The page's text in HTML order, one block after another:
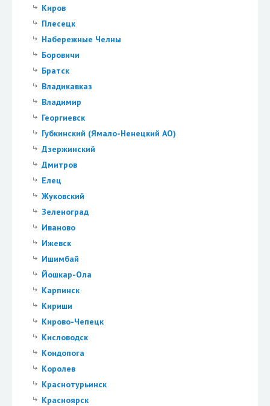
Киров
Плесецк
Набережные Челны
Боровичи
Братск
Владикавказ
Владимир
Георгиевск
Губкинский (Ямало-Ненецкий АО)
Дзержинский
Дмитров
Елец
Жуковский
Зеленоград
Иваново
Ижевск
Ишимбай
Йошкар-Ола
Карпинск
Кириши
Кирово-Чепецк
Кисловодск
Кондопога
Королев
Краснотурьинск
Красноярск